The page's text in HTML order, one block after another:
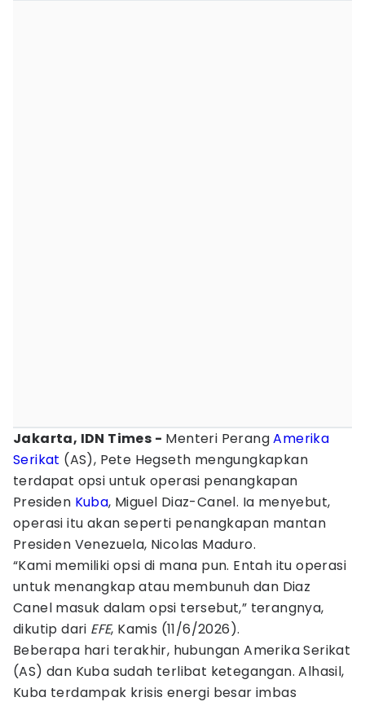
Jakarta, IDN Times - Menteri PerangAmerika
Serikat (AS), Pete Hegseth mengungkapkan
terdapat opsi untuk operasi penangkapan
Presiden Kuba, Miguel Diaz-Canel. Ia menyebut,
operasi itu akan seperti penangkapan mantan
Presiden Venezuela, Nicolas Maduro.
“Kami memiliki opsi di mana pun. Entah itu operasi
untuk menangkap atau membunuh dan Diaz
Canel masuk dalam opsi tersebut,” terangnya,
dikutip dari EFE, Kamis (11/6/2026).
Beberapa hari terakhir, hubungan Amerika Serikat
(AS) dan Kuba sudah terlibat ketegangan. Alhasil,
Kuba terdampak krisis energi besar imbas